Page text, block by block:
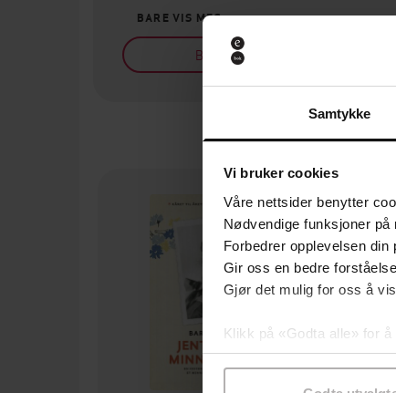
Samtykke
Vi bruker cookies
Våre nettsider benytter
Nødvendige funksjoner
Forbedrer opplevelsen
Gir oss en bedre
Gjør det mulig for oss å
Klikk på «Godta alle» for
samtykke til spesifikke
BARE VIS MEG
Bøker på tilbud